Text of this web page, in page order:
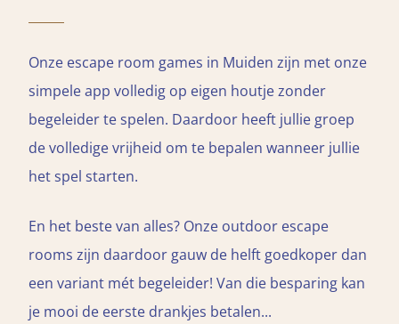
Onze escape room games in Muiden zijn met onze
simpele app volledig op eigen houtje zonder
begeleider te spelen. Daardoor heeft jullie groep
de volledige vrijheid om te bepalen wanneer jullie
het spel starten.
En het beste van alles? Onze outdoor escape
rooms zijn daardoor gauw de helft goedkoper dan
een variant mét begeleider! Van die besparing kan
je mooi de eerste drankjes betalen...